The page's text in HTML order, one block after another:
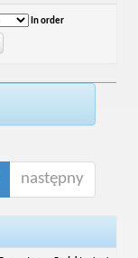
In order
następny